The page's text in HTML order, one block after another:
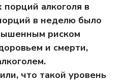
порций алкоголя в
в неделю было
риском
и смерти,
что такой уровень